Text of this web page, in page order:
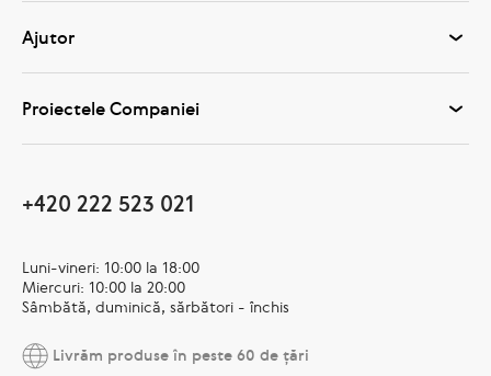
Ajutor
Proiectele Companiei
+420 222 523 021
Luni-vineri: 10:00 la 18:00
Miercuri: 10:00 la 20:00
Sâmbătă, duminică, sărbători - închis
Livrăm produse în peste 60 de țări